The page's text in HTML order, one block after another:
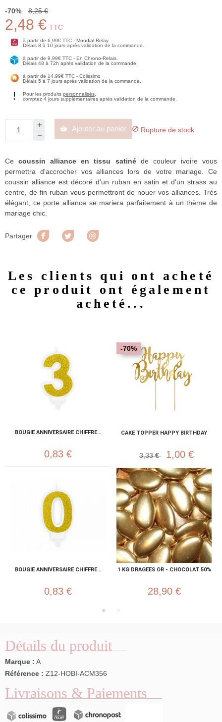
-70% 8,25 €
2,48 € TTC
à partir de 6,99€ TTC - Mondial Relay
Délais 8 à 10 jours après validation de la commande.
à partir de 9,99€ TTC - En Chrono-Relais.
Délais 48 à 72h après validation de la commande.
à partir de 14,99€ TTC - Colissimo
Délais 5 à 7 jours après validation de la commande.
Pour les produits personnalisés
comptez 4 jours supplémentaires après validation de la commande.
 Ajouter au panier  Rupture de stock
Ce coussin alliance en tissu satinéde couleur ivoire vous
permettra d'accrocher vos alliances lors de votre mariage. Ce
coussin alliance est décoré d'un ruban en satin et d'un strass au
centre, de fin ruban vous permettront de nouer vos alliances. Très
élégant, ce porte alliance se mariera parfaitement à un thème de
mariage chic.
Partager Partager Tweet
Les clients qui ont acheté
ce produit ont également
acheté...
BOUGIE ANNIVERSAIRE CHIFFRE...
0,83 €
CAKE TOPPER HAPPY BIRTHDAY
-70%
3,33 € 1,00 €
BOUGIE ANNIVERSAIRE CHIFFRE...
0,83 €
1 KG DRAGEES OR - CHOCOLAT 50%
28,90 €
Détails du produit
Marque : A
Référence : Z12-HOBI-ACM356
Livraisons & Paiements